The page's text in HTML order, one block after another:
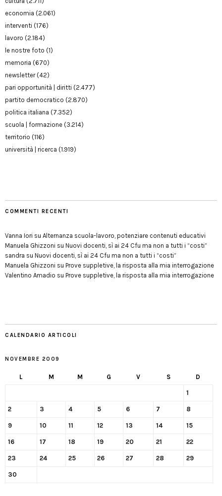
economia (2.061)
interventi (176)
lavoro (2.184)
le nostre foto (1)
memoria (670)
newsletter(42)
pari opportunità | diritti (2.477)
partito democratico (2.870)
politica italiana (7.352)
scuola | formazione (3.214)
territorio (116)
università | ricerca (1.919)
COMMENTI RECENTI
Vanna Iori su Alternanza scuola-lavoro, potenziare contenuti educativi
Manuela Ghizzoni su Nuovi docenti, sì ai 24 Cfu ma non a tutti i “costi”
sandra su Nuovi docenti, sì ai 24 Cfu ma non a tutti i “costi”
Manuela Ghizzoni su Prove suppletive, la risposta alla mia interrogazione
Valentino Amadio su Prove suppletive, la risposta alla mia interrogazione
CALENDARIO ARTICOLI
NOVEMBRE 2009
L M M G V S D
1
2 3 4 5 6 7 8
9 10 11 12 13 14 15
16 17 18 19 20 21 22
23 24 25 26 27 28 29
30